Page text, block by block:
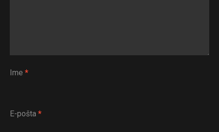
Ime *
E-pošta *